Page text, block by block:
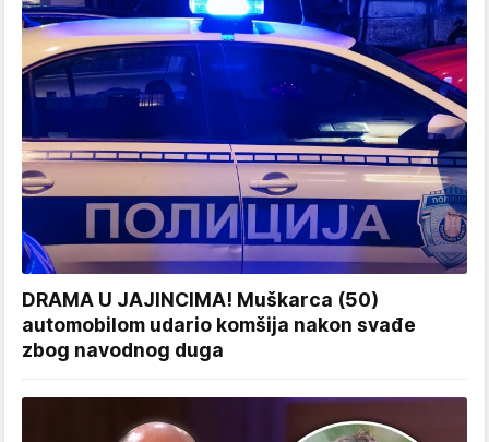
DRAMA U JAJINCIMA! Muškarca (50)
automobilom udario komšija nakon svađe
zbog navodnog duga